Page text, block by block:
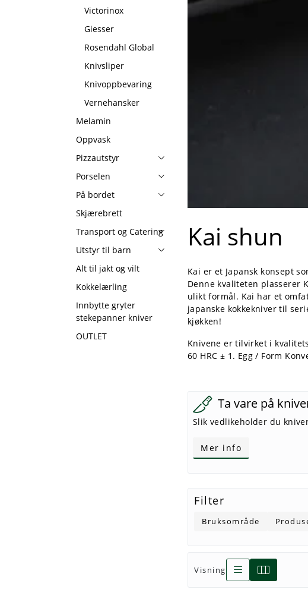
Victorinox
Giesser
Rosendahl Global
Knivsliper
Knivoppbevaring
Vernehansker
Melamin
Oppvask
Pizzautstyr
Porselen
På bordet
Skjærebrett
Transport og Catering
Utstyr til barn
Alt til jakt og vilt
Kokkelærling
Innbytte gryter
stekepanner kniver
OUTLET
Kai shun
Kai er et Japansk konsept
Denne kvaliteten plasserer
ulikt formål. Kai har et
japanske kokkekniver til
kjøkken!
Knivene er tilvirket i
60 HRC ± 1. Egg / Form
Ta vare på
Slik vedlikeholder du
Mer info
Filter
Bruksområde
Visning